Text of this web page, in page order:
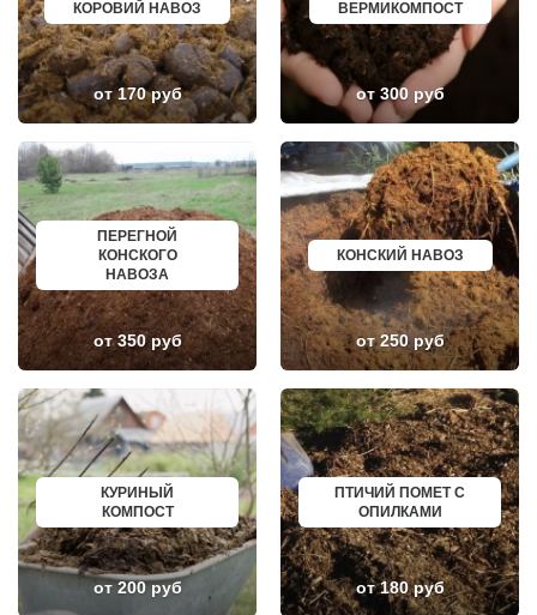
КЛИН
КЛЯЗЬМА
КНУТОВО
КОЖИНО
КОКОШКИНО
КОЛЮБАКИНО
КОММУНАРКА
КОНСТАНТИНОВО
КОРЕНЕВО
КОРОЛЕВ
КОСИНО
КОТЕЛЬНИКИ
КРАСКОВО
КРАСНАЯ ПАХРА
КРАСНОАРМЕЙСК
КРАСНОГОРСК
КРАСНОЗАВОДСК
КРАСНОЗНАМЕНСК
КРАТОВО
КРЮКОВО
КУБИНКА
КУПАВНА
КУРОВСКОЕ
ЛЕСНОЙ
ЛЕТОВО
ЛИКИНО-ДУЛЕВО
ЛОБАНОВО
ЛОБНЯ
ЛОПАТИНСКИЙ
ЛОСИНО-ПЕТРОВСКИЙ
ЛОТОШИНО
ЕЛАБУГА
ЕЛЕЦ
ПАВЛОВО
КИСЛОВОДСК
КРОПОТКИН
УСОЛЬЕ
НИЖНЕВАРТОВСК
КОРЕНОВСК
ПИОНЕРСКИЙ
КИРИШИ
САРОВ
ЧАПАЕВСК
АЛЕКСИН
БЕЛОРЕЧЕНСК
БОЛЬШОЙ КАМЕНЬ
КИРЖАЧ
ПРИОЗЕРСК
САЛЬСК
ТОБОЛЬСК
ВОТКИНСК
КИЗЛЯР
БЕРДСК
НЕФТЕЮГАНСК
ВОЛХОВ
САЛАВАТ
СОСНОВЫЙ БОР
РЕВДА
ГАГАРИН
ПОЧИНОК
ГУСЕВ
КАНАШ
КУРГАНИНСК
КОРОВИЙ НАВОЗ
от 170 руб
ВЕРМИКОМПОСТ
от 300 руб
ПЕРЕГНОЙ
КОНСКОГО
НАВОЗА
от 350 руб
КОНСКИЙ НАВОЗ
от 250 руб
КУРИНЫЙ
КОМПОСТ
от 200 руб
ПТИЧИЙ ПОМЕТ С
ОПИЛКАМИ
от 180 руб